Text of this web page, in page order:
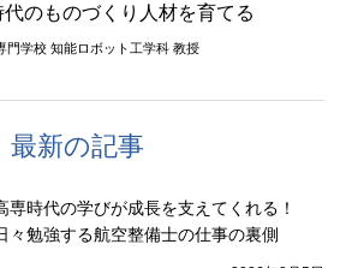
のものづくり人材を育てる
門学校 知能ロボット工学科 教授
最新の記事
専時代の学びが成長を支えてくれる！
々勉強する航空整備士の仕事の裏側